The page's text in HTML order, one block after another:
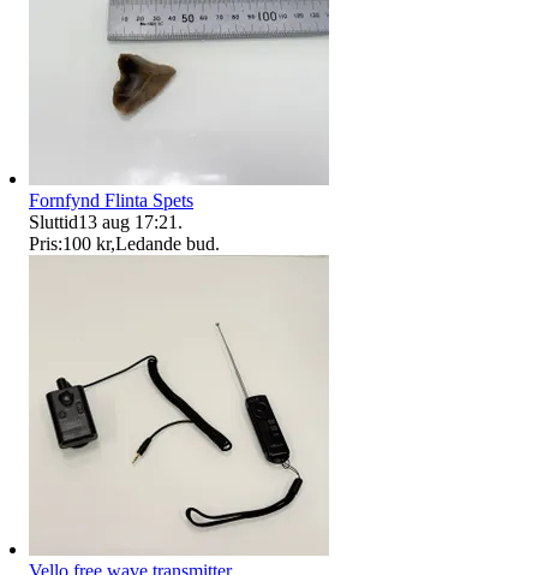
Fornfynd Flinta Spets
Sluttid13 aug 17:21 .
Pris:100 kr,Ledande bud.
Vello free wave transmitter